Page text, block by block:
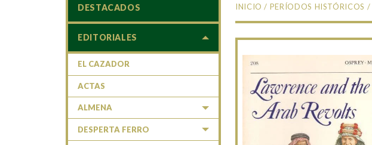
INICIO / PERÍODOS HISTÓRICOS /
DESTACADOS
EDITORIALES
EL CAZADOR
ACTAS
ALMENA
DESPERTA FERRO